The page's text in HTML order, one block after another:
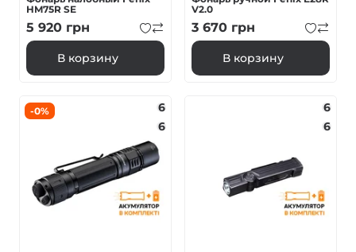
HM75R SE
5 920 грн
В корзину
V2.0
3 670 грн
В корзину
-0%
6
6
6
6